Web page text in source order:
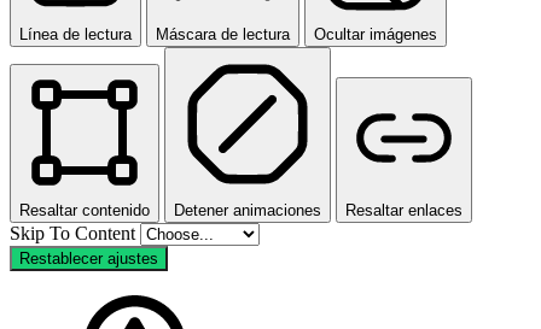
Línea de lectura Máscara de lectura Ocultar imágenes
Resaltar contenido Detener animaciones Resaltar enlaces
Skip To Content
Restablecer ajustes